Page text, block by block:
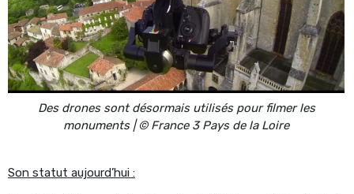
Des drones sont désormais utilisés pour filmer les
monuments | © France 3 Pays de la Loire
Son statut aujourd’hui :